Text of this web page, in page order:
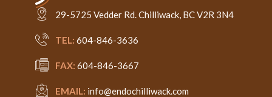
29-5725 Vedder Rd. Chilliwack, BC V2R 3N4
TEL: 604-846-3636
FAX: 604-846-3667
EMAIL: info@endochilliwack.com